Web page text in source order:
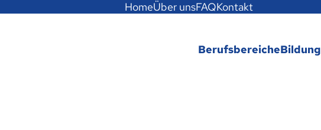
HomeÜber unsFAQKontakt
Berufsbereiche